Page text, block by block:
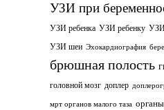
УЗИ при
УЗИ ребенка УЗИ ребенку УЗИ
УЗИ шеи Эхокардиография
брюшная полость
головной мозг доплер
мрт органов малого таза